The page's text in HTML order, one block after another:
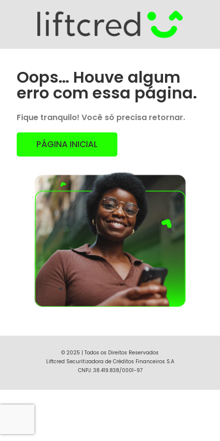
Oops… Houve algum
erro com essa página.
Fique tranquilo! Você só precisa retornar.
PÁGINA INICIAL
© 2025 | Todos os Direitos Reservados
Liftcred Securitizadora de Créditos Financeiros S.A
CNPJ: 38.419.838/0001-97